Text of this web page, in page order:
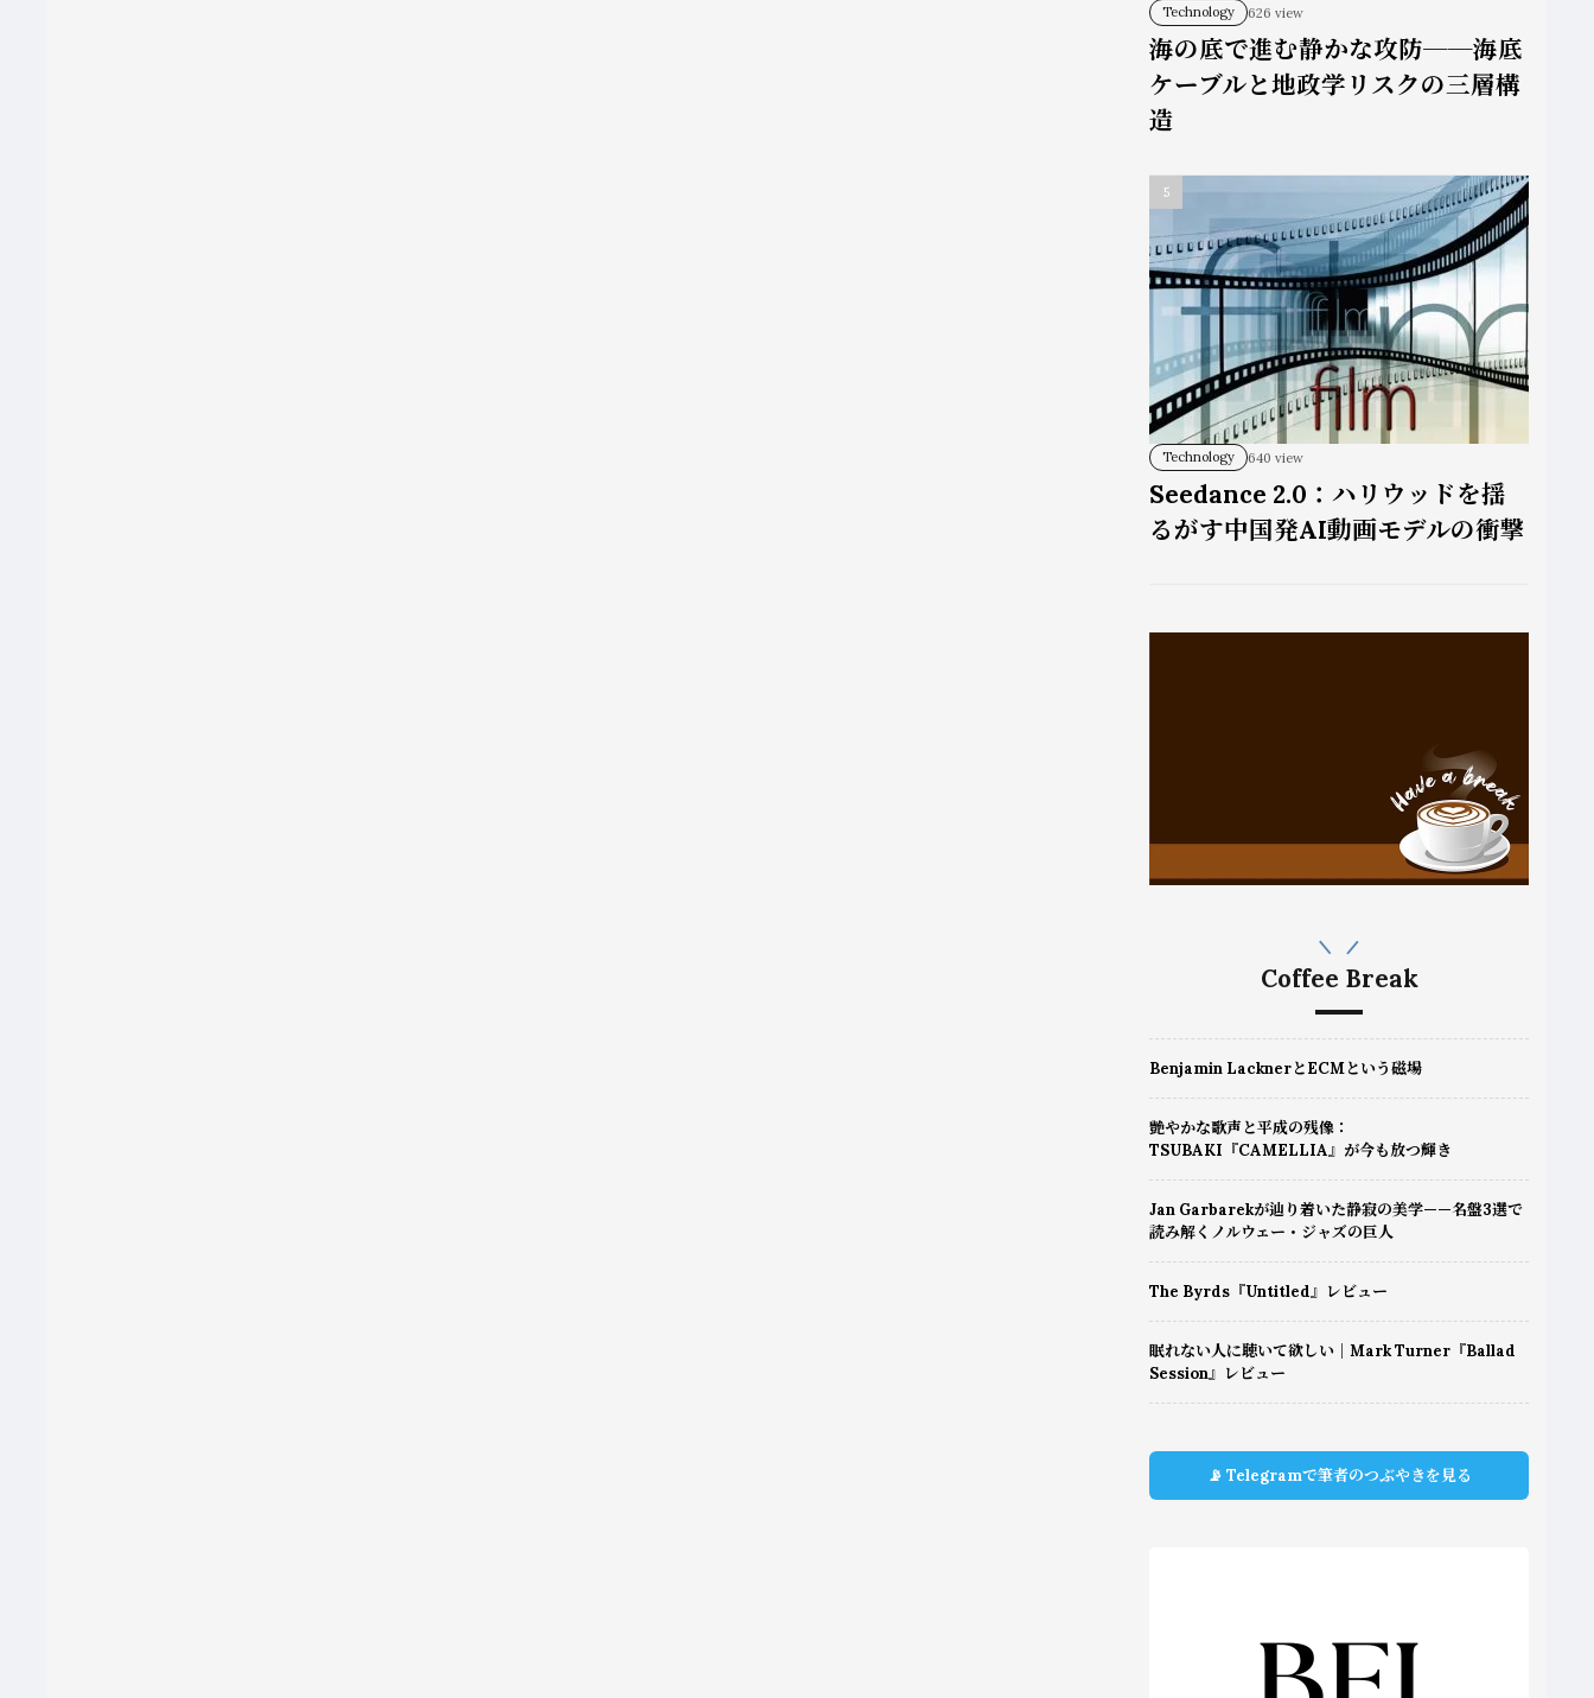
Technology 626 view
海の底で進む静かな攻防──海底
ケーブルと地政学リスクの三層構
造
Technology 640 view
Seedance 2.0：ハリウッドを揺
るがす中国発AI動画モデルの衝撃
Coffee Break
Benjamin LacknerとECMという磁場
艶やかな歌声と平成の残像：
TSUBAKI『CAMELLIA』が今も放つ輝き
Jan Garbarekが辿り着いた静寂の美学——名盤3選で
読み解くノルウェー・ジャズの巨人
The Byrds『Untitled』レビュー
眠れない人に聴いて欲しい｜Mark Turner『Ballad
Session』レビュー
📡 Telegramで筆者のつぶやきを見る